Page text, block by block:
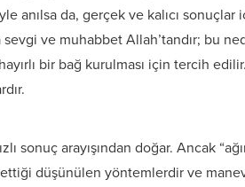
anılsa da, gerçek ve kalıcı sonuçlar
sevgi ve muhabbet Allah’tandır; bu
bir bağ kurulması için tercih edilir.
sonuç arayışından doğar. Ancak
düşünülen yöntemlerdir ve